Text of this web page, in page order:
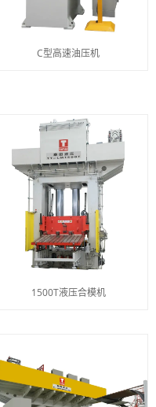
C型高速油压机
1500T液压合模机